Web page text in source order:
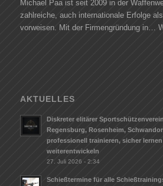
Michael Paa ist seit 2009 in der
zahlreiche, auch internationale Erfolge
vorweisen. Mit der Firmengründung in…
AKTUELLES
Diskreter elitärer
Regensburg, Rosenheim,
professionell trainieren, sicher
weiterentwickeln
27. Juli 2026 - 2:34
Schießtermine für alle